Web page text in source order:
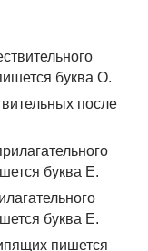
буква О.
после
буква Е.
буква Е.
пишется